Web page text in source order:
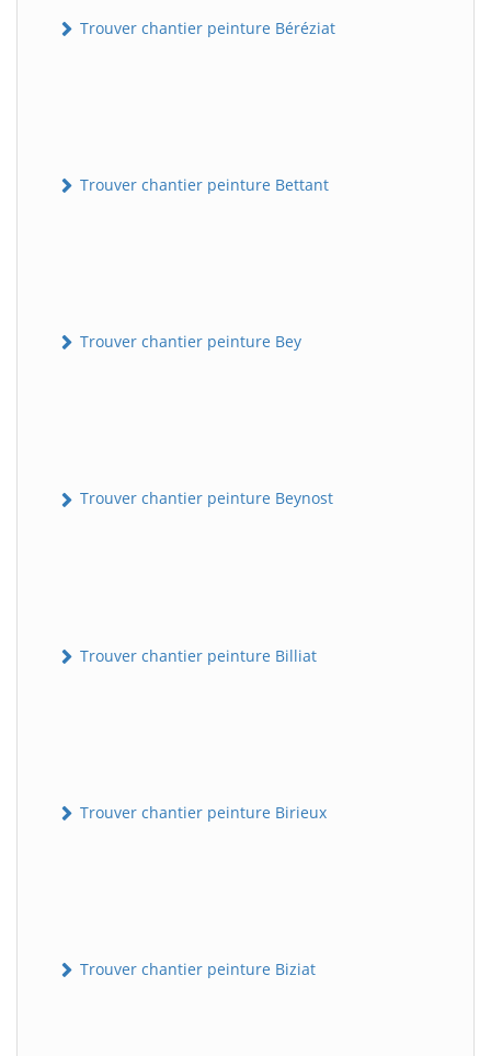
Trouver chantier peinture Béréziat
Trouver chantier peinture Bettant
Trouver chantier peinture Bey
Trouver chantier peinture Beynost
Trouver chantier peinture Billiat
Trouver chantier peinture Birieux
Trouver chantier peinture Biziat